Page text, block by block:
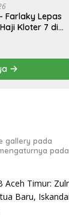
Farlaky Lepas
Kloter 7 di
gallery pada
pada